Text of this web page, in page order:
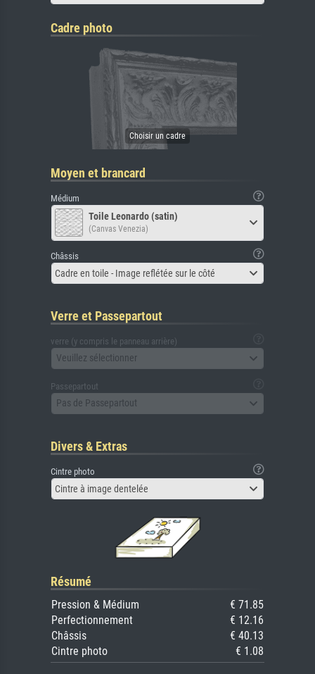
Cadre photo
Moyen et brancard
Médium
Toile Leonardo (satin)
(Canvas Venezia)
Châssis
Cadre en toile - Image reflétée sur le côté
Verre et Passepartout
verre (y compris le panneau arrière)
Veuillez sélectionner
Passepartout
Pas de Passepartout
Divers & Extras
Cintre photo
Cintre à image dentelée
Résumé
Pression & Médium
€ 71.85
Perfectionnement
€ 12.16
Châssis
€ 40.13
Cintre photo
€ 1.08